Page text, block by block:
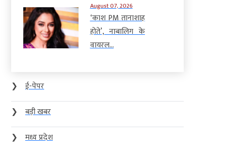
August 07, 2026
‘काश PM तानाशाह
होते’, नाबालिग के
वायरल...
❯
ई-पेपर
❯
बड़ी खबर
❯
मध्य प्रदेश